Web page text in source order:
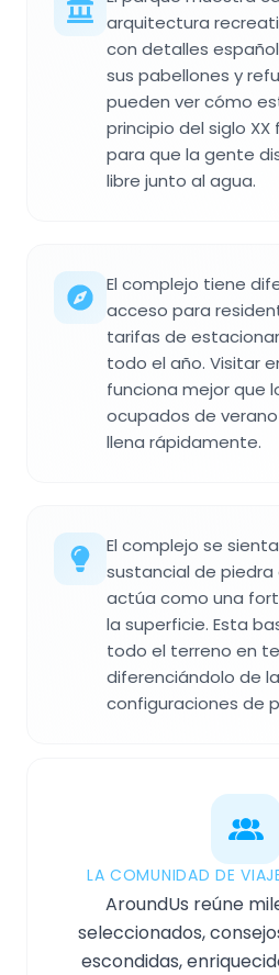
arquitectura
con detalles
sus pabellones y
pueden ver cómo
principio del siglo
para que la gente
libre junto al agua.
El complejo tiene
acceso para
tarifas de
todo el año. Visitar
funciona mejor que
ocupados de
llena rápidamente.
El complejo se
sustancial de
actúa como una
la superficie. Esta
todo el terreno en
diferenciándolo de
configuraciones de
LA COMUNIDAD DE
AroundUs reúne
seleccionados,
escondidas,